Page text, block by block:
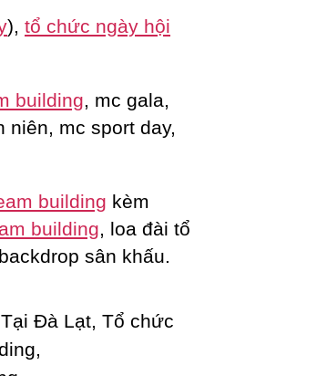
), tổ chức ngày hội
building , mc gala,
mc sport day,
building kèm
building , loa đài tổ
sân khấu.